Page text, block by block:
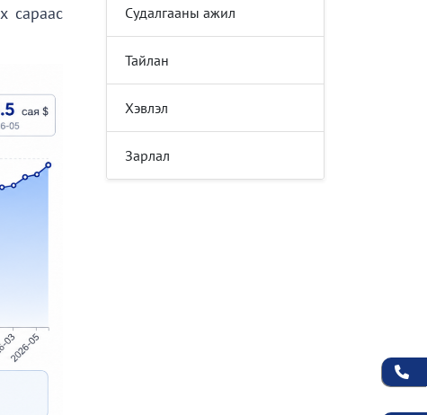
сараас
Судалгааны ажил
Тайлан
Хэвлэл
Зарлал